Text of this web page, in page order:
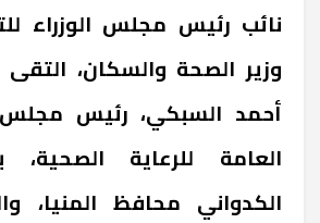
نائب رئيس مجلس الوزراء
وزير الصحة والسكان، التقى
أحمد السبكي، رئيس مجلس
العامة للرعاية الصحية،
الكدواني محافظ المنيا،